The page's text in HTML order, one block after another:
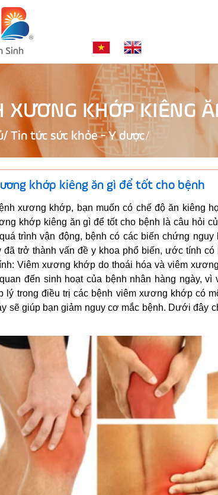
XƯƠNG KHỚP KIÊNG
/ Tin tức sức khỏe - Y dược
khớp kiêng ăn gì để tốt cho bệnh
xương khớp, bạn muốn có chế độ ăn kiêng
khớp kiêng ăn gì để tốt cho bệnh là câu hỏi
trình vận động, bệnh có các biến chứng
đã trở thành vấn đề y khoa phổ biến, ước tính
Viêm xương khớp do thoái hóa và viêm
đến sinh hoạt của bệnh nhân hàng ngày,
lý trong điều trị các bệnh viêm xương khớp có
sẽ giúp bạn giảm nguy cơ mắc bệnh. Dưới đây